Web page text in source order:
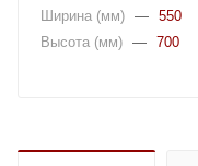
Ширина (мм) — 550
Высота (мм) — 700